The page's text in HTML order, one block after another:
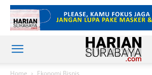
Home Ekonomi Bisnis